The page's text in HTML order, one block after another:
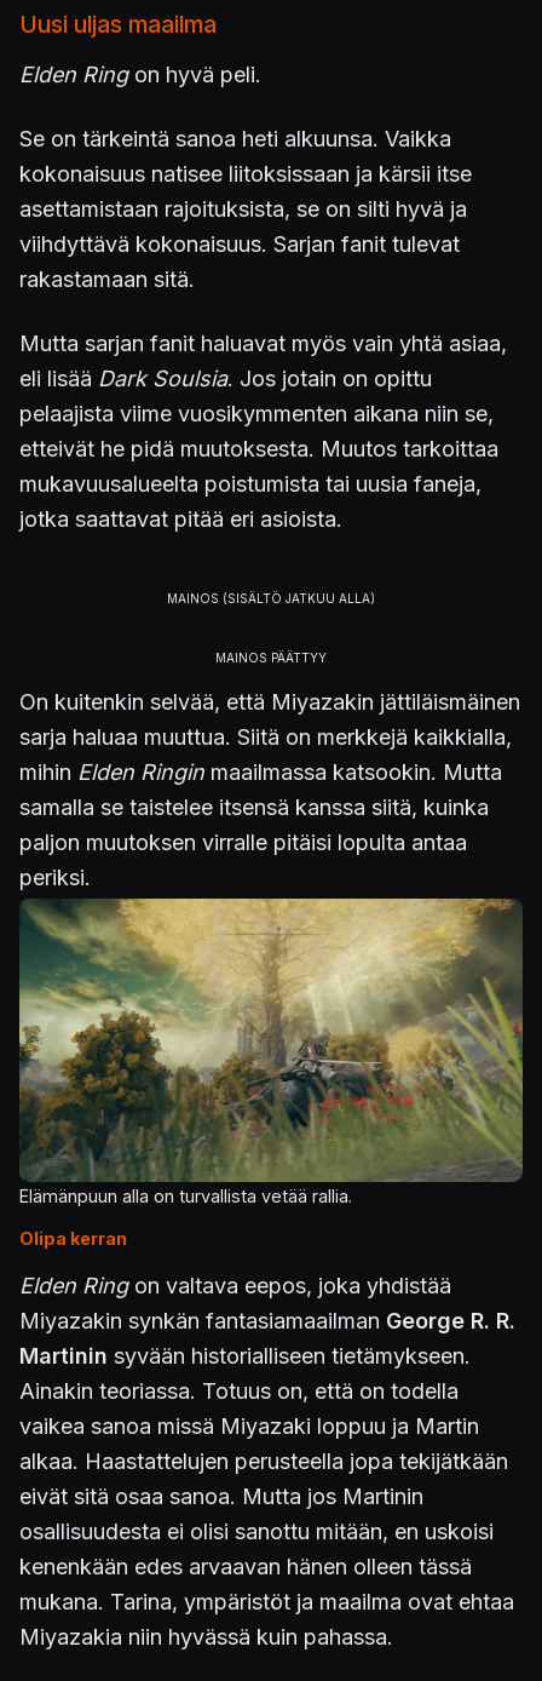
Uusi uljas maailma
Elden Ringon hyvä peli.
Se on tärkeintä sanoa heti alkuunsa. Vaikka
kokonaisuus natisee liitoksissaan ja kärsii itse
asettamistaan rajoituksista, se on silti hyvä ja
viihdyttävä kokonaisuus. Sarjan fanit tulevat
rakastamaan sitä.
Mutta sarjan fanit haluavat myös vain yhtä asiaa,
eli lisää Dark Soulsia. Jos jotain on opittu
pelaajista viime vuosikymmenten aikana niin se,
etteivät he pidä muutoksesta. Muutos tarkoittaa
mukavuusalueelta poistumista tai uusia faneja,
jotka saattavat pitää eri asioista.
On kuitenkin selvää, että Miyazakin jättiläismäinen
sarja haluaa muuttua. Siitä on merkkejä kaikkialla,
mihin Elden Ringin maailmassa katsookin. Mutta
samalla se taistelee itsensä kanssa siitä, kuinka
paljon muutoksen virralle pitäisi lopulta antaa
periksi.
Kuva
Elämänpuun alla on turvallista vetää rallia.
Olipa kerran
Elden Ringon valtava eepos, joka yhdistää
Miyazakin synkän fantasiamaailman George R. R.
Martinin syvään historialliseen tietämykseen.
Ainakin teoriassa. Totuus on, että on todella
vaikea sanoa missä Miyazaki loppuu ja Martin
alkaa. Haastattelujen perusteella jopa tekijätkään
eivät sitä osaa sanoa. Mutta jos Martinin
osallisuudesta ei olisi sanottu mitään, en uskoisi
kenenkään edes arvaavan hänen olleen tässä
mukana. Tarina, ympäristöt ja maailma ovat ehtaa
Miyazakia niin hyvässä kuin pahassa.